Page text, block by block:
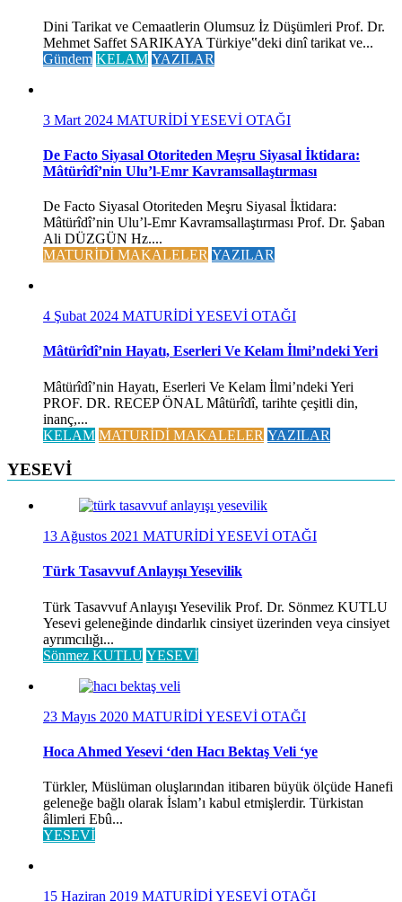
Dini Tarikat ve Cemaatlerin Olumsuz İz Düşümleri Prof. Dr.
Mehmet Saffet SARIKAYA Türkiye‟deki dinî tarikat ve...
Gündem KELAM YAZILAR
3 Mart 2024 MATURİDİ YESEVİ OTAĞI
De Facto Siyasal Otoriteden Meşru Siyasal İktidara:
Mâtürîdî’nin Ulu’l-Emr Kavramsallaştırması
De Facto Siyasal Otoriteden Meşru Siyasal İktidara:
Mâtürîdî’nin Ulu’l-Emr Kavramsallaştırması Prof. Dr. Şaban
Ali DÜZGÜN Hz....
MATURİDİ MAKALELER YAZILAR
4 Şubat 2024 MATURİDİ YESEVİ OTAĞI
Mâtürîdî’nin Hayatı, Eserleri Ve Kelam İlmi’ndeki Yeri
Mâtürîdî’nin Hayatı, Eserleri Ve Kelam İlmi’ndeki Yeri
PROF. DR. RECEP ÖNAL Mâtürîdî, tarihte çeşitli din,
inanç,...
KELAM MATURİDİ MAKALELER YAZILAR
YESEVİ
13 Ağustos 2021 MATURİDİ YESEVİ OTAĞI
Türk Tasavvuf Anlayışı Yesevilik
Türk Tasavvuf Anlayışı Yesevilik Prof. Dr. Sönmez KUTLU
Yesevi geleneğinde dindarlık cinsiyet üzerinden veya cinsiyet
ayrımcılığı...
Sönmez KUTLU YESEVİ
23 Mayıs 2020 MATURİDİ YESEVİ OTAĞI
Hoca Ahmed Yesevi ‘den Hacı Bektaş Veli ‘ye
Türkler, Müslüman oluşlarından itibaren büyük ölçüde Hanefi
geleneğe bağlı olarak İslam’ı kabul etmişlerdir. Türkistan
âlimleri Ebû...
YESEVİ
15 Haziran 2019 MATURİDİ YESEVİ OTAĞI